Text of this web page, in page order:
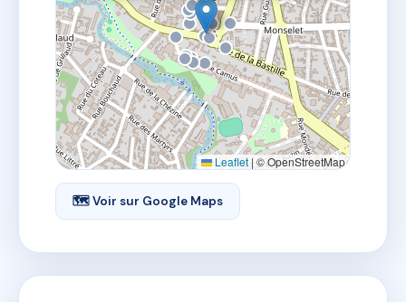
Leaflet | © OpenStreetMap
🗺 Voir sur Google Maps